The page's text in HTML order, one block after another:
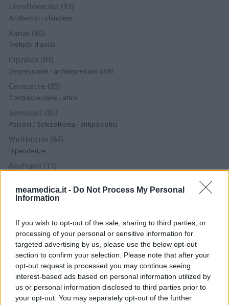
meamedica.it - Do Not Process My Personal
Information
If you wish to opt-out of the sale, sharing to third parties, or
processing of your personal or sensitive information for
targeted advertising by us, please use the below opt-out
section to confirm your selection. Please note that after your
opt-out request is processed you may continue seeing
interest-based ads based on personal information utilized by
us or personal information disclosed to third parties prior to
your opt-out. You may separately opt-out of the further
Levofloxacina (93)
Antibiotici - chinoloni
Xanax (90)
Disturbi d'ansia
Cipralex (89)
Depressione - antidepressivi SSRI
Cerazette (85)
Contraccezione - altro
Seroquel (85)
Psicosi / Schizofrenia - antipsicotici
Wellbutrin (84)
Dipendenze
Anafranil (77)
Tramadolo (74)
Dolore - morfina e simili
Depakin (70)
Epilessia
Venlafaxina (69)
Depressione - antidepressivi altro
Nexplanon (69)
Contraccezione - altro
Nuvaring (67)